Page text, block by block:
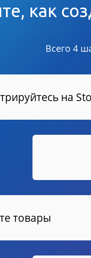
как
Всего 4
на
товары